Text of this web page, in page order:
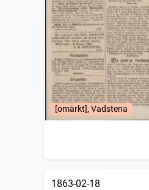
[omärkt], Vadstena
1863-02-18